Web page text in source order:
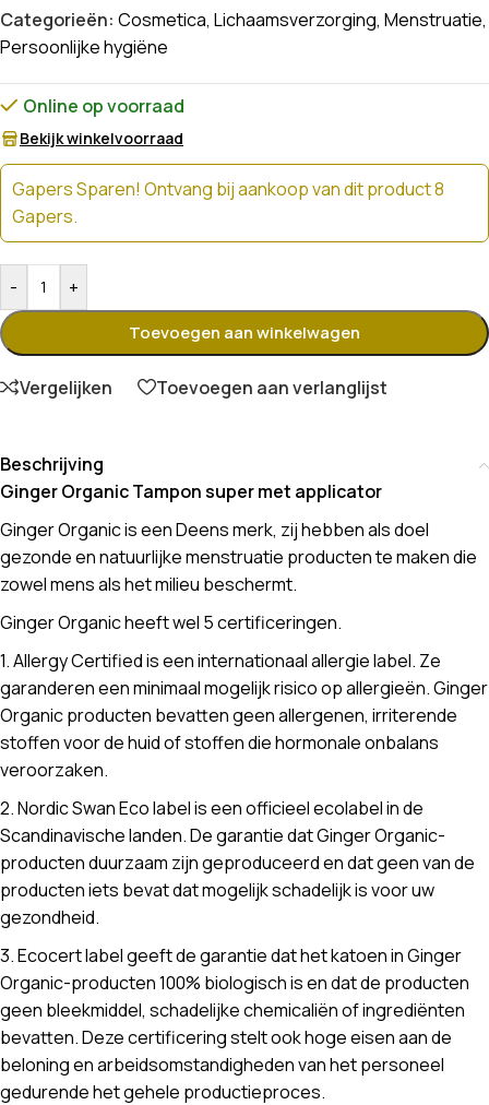
Categorieën: Cosmetica, Lichaamsverzorging, Menstruatie,
Persoonlijke hygiëne
Online op voorraad
Bekijk winkelvoorraad
Gapers Sparen! Ontvang bij aankoop van dit product 8
Gapers.
- +
Toevoegen aan winkelwagen
Vergelijken Toevoegen aan verlanglijst
Beschrijving
Ginger Organic Tampon super met applicator
Ginger Organic is een Deens merk, zij hebben als doel
gezonde en natuurlijke menstruatie producten te maken die
zowel mens als het milieu beschermt.
Ginger Organic heeft wel 5 certificeringen.
1. Allergy Certified is een internationaal allergie label. Ze
garanderen een minimaal mogelijk risico op allergieën. Ginger
Organic producten bevatten geen allergenen, irriterende
stoffen voor de huid of stoffen die hormonale onbalans
veroorzaken.
2. Nordic Swan Eco label is een officieel ecolabel in de
Scandinavische landen. De garantie dat Ginger Organic-
producten duurzaam zijn geproduceerd en dat geen van de
producten iets bevat dat mogelijk schadelijk is voor uw
gezondheid.
3. Ecocert label geeft de garantie dat het katoen in Ginger
Organic-producten 100% biologisch is en dat de producten
geen bleekmiddel, schadelijke chemicaliën of ingrediënten
bevatten. Deze certificering stelt ook hoge eisen aan de
beloning en arbeidsomstandigheden van het personeel
gedurende het gehele productieproces.